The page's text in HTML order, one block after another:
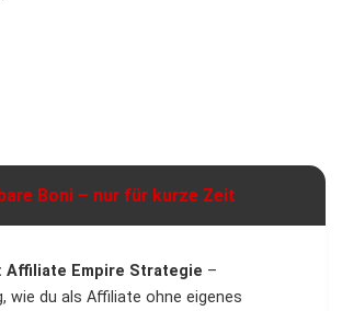
Boni – nur für kurze Zeit
Affiliate Empire Strategie –
wie du als Affiliate ohne eigenes